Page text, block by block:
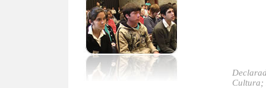
Cultura;